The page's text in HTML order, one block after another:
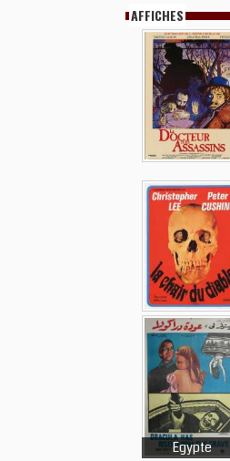
AFFICHES
Egypte